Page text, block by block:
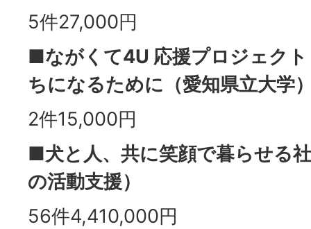
5件27,000円
■ながくて4U 応援プロジェク
ちになるために（愛知県立大学
2件15,000円
■犬と人、共に笑顔で暮らせる
の活動支援）
56件4,410,000円